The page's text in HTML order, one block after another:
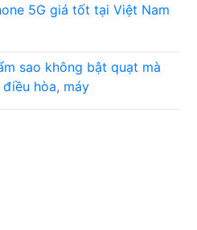
5G giá tốt tại Việt Nam
sao không bật quạt mà
hòa, máy